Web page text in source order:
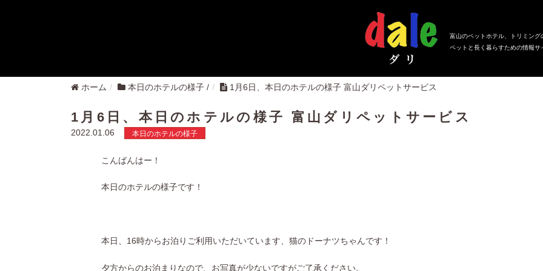
富山のペットホテル、トリミング
ペットと長く暮らすための情報サ
ホーム 本日のホテルの様子 / 1月6日、本日のホテルの様子 富山ダリペットサービス
1月6日、本日のホテルの様子 富山ダリペットサービス
2022.01.06 本日のホテルの様子
こんばんはー！
本日のホテルの様子です！
本日、16時からお泊りご利用いただいています、猫のドーナツちゃんです！
夕方からのお泊まりなので、お写真が少ないですがご了承ください。